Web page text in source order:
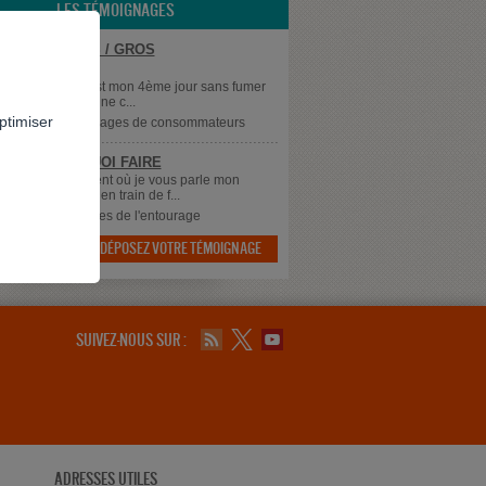
LES TÉMOIGNAGES
CANNABIS / GROS
Aujourd'hui, c'est mon 4ème jour sans fumer
ni clope). J'ai une c...
dansTémoignages de consommateurs
SAIS PLUS QUOI FAIRE
à tous, Au moment où je vous parle mon
qui à 43 ans est en train de f...
Témoignages de l'entourage
DÉPOSEZ VOTRE TÉMOIGNAGE
SUIVEZ-NOUS SUR :
ADRESSES UTILES